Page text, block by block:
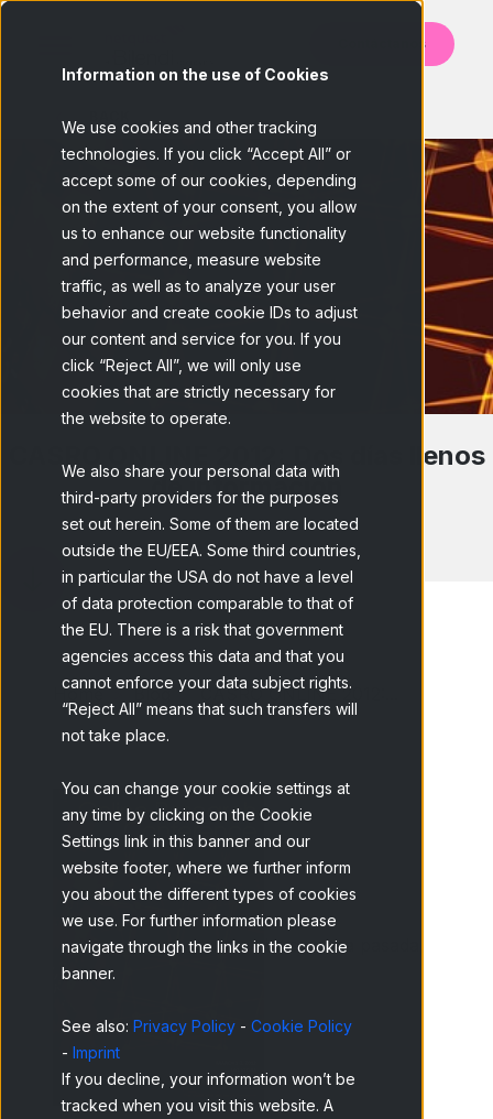
Information on the use of Cookies
We use cookies and other tracking
technologies. If you click “Accept All” or
accept some of our cookies, depending
on the extent of your consent, you allow
us to enhance our website functionality
and performance, measure website
traffic, as well as to analyze your user
behavior and create cookie IDs to adjust
our content and service for you. If you
click “Reject All”, we will only use
cookies that are strictly necessary for
the website to operate.
We also share your personal data with
third-party providers for the purposes
set out herein. Some of them are located
outside the EU/EEA. Some third countries,
in particular the USA do not have a level
of data protection comparable to that of
the EU. There is a risk that government
agencies access this data and that you
cannot enforce your data subject rights.
“Reject All” means that such transfers will
not take place.
You can change your cookie settings at
any time by clicking on the Cookie
Settings link in this banner and our
website footer, where we further inform
you about the different types of cookies
we use. For further information please
navigate through the links in the cookie
banner.
See also: Privacy Policy - Cookie Policy
- Imprint
If you decline, your information won’t be
tracked when you visit this website. A
Contáctanos
CASRO ONLINE 2012: Dos días llenos
de información
Home Blog CASRO ONLINE 2012:...
La semana pasada,